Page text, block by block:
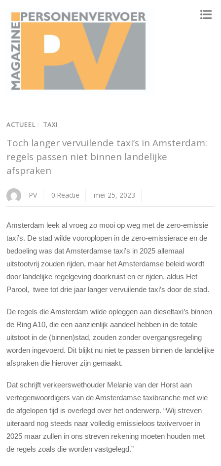
ACTUEEL / TAXI
Toch langer vervuilende taxi’s in Amsterdam:
regels passen niet binnen landelijke
afspraken
PV 0 Reactie mei 25, 2023
Amsterdam leek al vroeg zo mooi op weg met de zero-emissie
taxi’s. De stad wilde vooroplopen in de zero-emissierace en de
bedoeling was dat Amsterdamse taxi’s in 2025 allemaal
uitstootvrij zouden rijden, maar het Amsterdamse beleid wordt
door landelijke regelgeving doorkruist en er rijden, aldus Het
Parool, twee tot drie jaar langer vervuilende taxi’s door de stad.
De regels die Amsterdam wilde opleggen aan dieseltaxi’s binnen
de Ring A10, die een aanzienlijk aandeel hebben in de totale
uitstoot in de (binnen)stad, zouden zonder overgangsregeling
worden ingevoerd. Dit blijkt nu niet te passen binnen de landelijke
afspraken die hierover zijn gemaakt.
Dat schrijft verkeerswethouder Melanie van der Horst aan
vertegenwoordigers van de Amsterdamse taxibranche met wie
de afgelopen tijd is overlegd over het onderwerp. “Wij streven
uiteraard nog steeds naar volledig emissieloos taxivervoer in
2025 maar zullen in ons streven rekening moeten houden met
de regels zoals die worden vastgelegd.”